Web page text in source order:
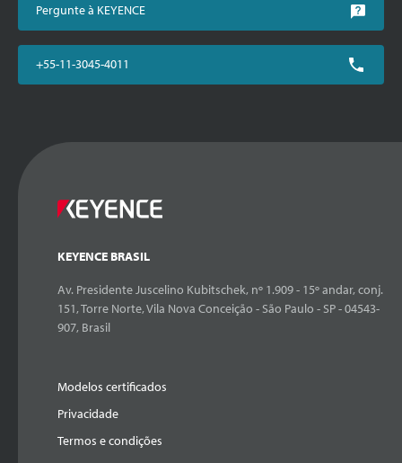
Pergunte à KEYENCE
+55-11-3045-4011
KEYENCE BRASIL
Av. Presidente Juscelino Kubitschek, nº 1.909 - 15º andar, conj.
151, Torre Norte, Vila Nova Conceição - São Paulo - SP - 04543-
907, Brasil
Modelos certificados
Privacidade
Termos e condições